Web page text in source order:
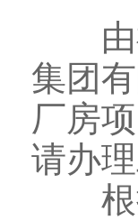
由祥
集团
厂房
请办
根据